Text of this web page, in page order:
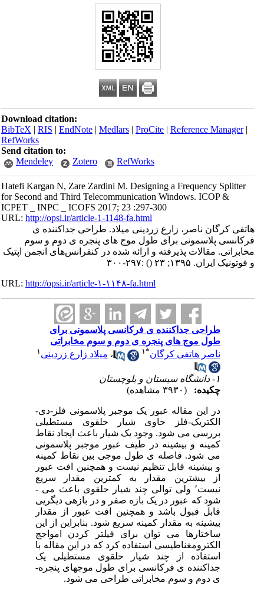
Download citation:
BibTeX|RIS|EndNote|Medlars|ProCite|Reference Manager
RefWorks
Send citation to:
Mendeley
Zotero RefWorks
Hatefi Kargan N, Zare Zardini M. Designing a Frequency Splitter
for Second and Third Telecommunication Windows. ICOP &
ICPET _ INPC _ ICOFS 2017; 23 :297-300
URL:http://opsi.ir/article-1-1148-fa.html
هاتفی کرگان ناصر، زارع زردینی میلاد. طراحی جداکننده ی
فرکانسی پلاسمونی برای طول موج های پنجره ی دوم و سوم
مخابراتی. مقالات پذیرفته و ارائه شده در کنفرانس‌های انجمن اپتیک
و فوتونیک ایران. ۱۳۹۵; ۲۳
() :۲۹۷-۳۰۰
URL:http://opsi.ir/article-۱-۱۱۴۸-fa.html
طراحی جداکننده ی فرکانسی پلاسمونی برای
طول موج های پنجره ی دوم و سوم مخابراتی
ناصر هاتفی کرگان *۱ ،میلاد زارع زردینی
چکیده:
در این مقالهعبور یکموجبر پلاسمونی فلز-دی­
الکتریک-فلزحاوی
شیار حلقوی مستطیلی
بررسی می ­شود. وجود یک شیار باعث ایجاد نقاط
کمینه و بیشینه در طیف عبور موجبر پلاسمونی
می­ شود. فاصله­ ی طول­ موجی بیننقاطکمینه
و بیشینه قابل تنظیم نیست و همچنین افت عبور
از بیشترین مقدار به کمترین مقدار سریع
نیست٬
ولی توالی چند شیار حلقوی باعث می ­
شود که عبور در یک بازه صفر و در بازه­ی دیگریی
قابل قبول باشد و همچنین افت عبور از مقدار
بیشینه به مقدار کمینه سریع شود. بنابراین از این
ساختارها می­ توان برای فیلتر کردن امواجج
الکترومغناطیسی استفاده کرد که در این مقاله با
استفاده از چند شیار حلقو­ی مستطیلی یک
جداکننده­ ی فرکانسی برای طول­ موج­های پنجره­
ی دوم و سوم مخابراتی طراحی می­ شود.